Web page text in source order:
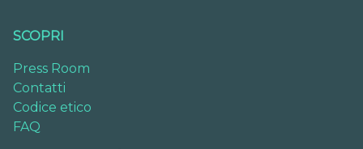
SCOPRI
Press Room
Contatti
Codice etico
FAQ